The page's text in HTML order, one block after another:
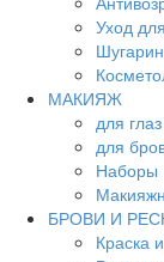
Уход
МАКИЯЖ
для
для
Наборы
БРОВИ И
Краска